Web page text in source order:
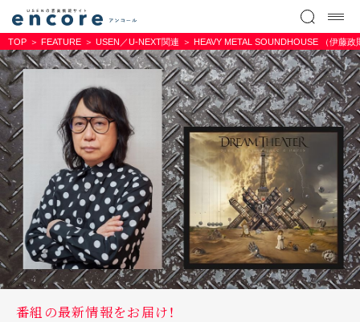
TOP FEATURE USEN／U-NEXT関連 HEAVY METAL SOUNDHOUSE （伊藤
番組の最新情報をお届け！